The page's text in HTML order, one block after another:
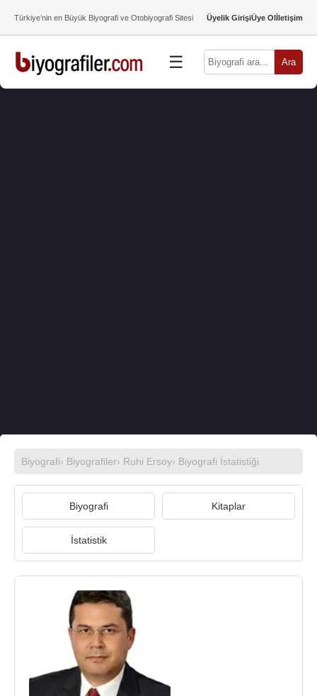
Türkiye’nin en Büyük Biyografi ve Otobiyografi Sitesi Üyelik GirişiÜye Olİletişim
☰ Ara
Biyografi› Biyografiler› Ruhi Ersoy› Biyografi İstatistiği
Biyografi Kitaplar
İstatistik